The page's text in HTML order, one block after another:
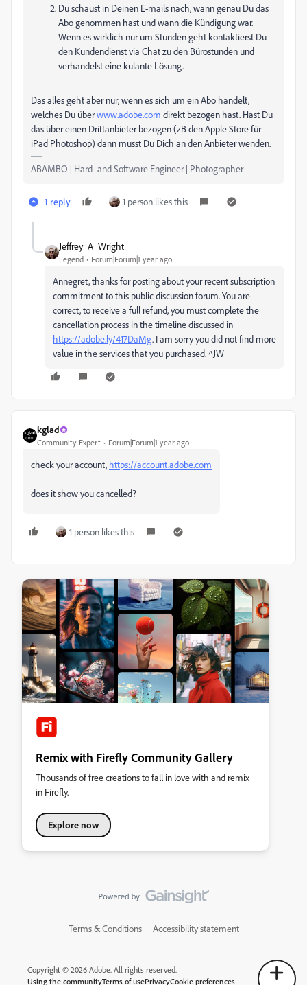
Du schaust in Deinen E-mails nach, wann genau Du das
Abo genommen hast und wann die Kündigung war.
Wenn es wirklich nur um Stunden geht kontaktierst Du
den Kundendienst via Chat zu den Bürostunden und
verhandelst eine kulante Lösung.
Das alles geht aber nur, wenn es sich um ein Abo handelt,
welches Du überwww.adobe.com direkt bezogen hast. Hast Du
das über einen Drittanbieter bezogen (zB den Apple Store für
iPad Photoshop) dann musst Du Dich an den Anbieter wenden.
ABAMBO | Hard- and Software Engineer | Photographer
1 reply 1 person likes this
Jeffrey_A_Wright
Legend Forum|Forum|1 year ago
Annegret, thanks for posting about your recent subscription
commitment to this public discussion forum. You are
correct, to receive a full refund, you must complete the
cancellation process in the timeline discussed in
https://adobe.ly/417DaMg. I am sorry you did not find more
value in the services that you purchased. ^JW
kglad
Community Expert Forum|Forum|1 year ago
check your account, https://account.adobe.com
does it show you cancelled?
1 person likes this
Remix with Firefly Community Gallery
Thousands of free creations to fall in love with and remix
in Firefly.
Explore now
Terms & Conditions Accessibility statement
Copyright © 2026 Adobe. All rights reserved.
Using the communityTerms of usePrivacyCookie preferences